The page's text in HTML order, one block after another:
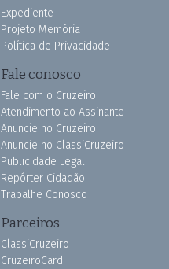
Expediente
Projeto Memória
Política de Privacidade
Fale conosco
Fale com o Cruzeiro
Atendimento ao Assinante
Anuncie no Cruzeiro
Anuncie no ClassiCruzeiro
Publicidade Legal
Repórter Cidadão
Trabalhe Conosco
Parceiros
ClassiCruzeiro
CruzeiroCard